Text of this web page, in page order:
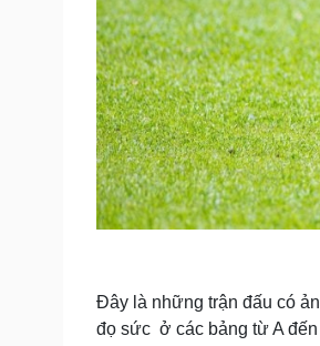
Đây là những trận đấu có
đọ sức ở các bảng từ A